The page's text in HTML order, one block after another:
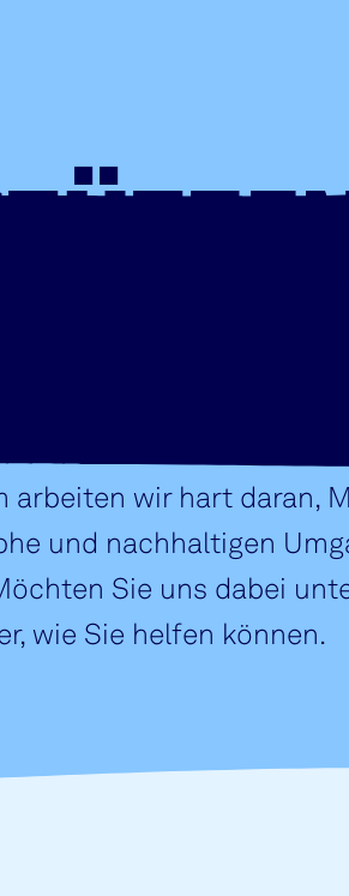
arbeiten wir hart daran,
und nachhaltigen
Sie uns dabei
wie Sie helfen können.